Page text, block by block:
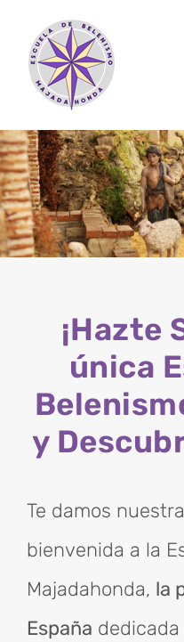
contenido
¡Hazte
única
y
Te damos
bienvenida a la
Majadahonda, la
España